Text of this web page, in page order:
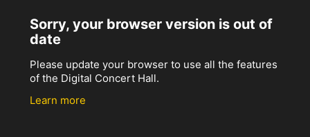
Sorry, your browser version is out of
date
Please update your browser to use all the features
of the Digital Concert Hall.
Learn more